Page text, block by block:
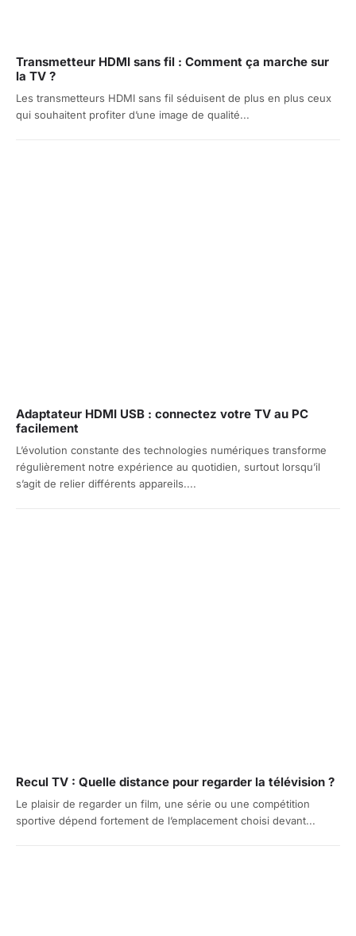
Transmetteur HDMI sans fil : Comment ça marche sur
la TV ?
Les transmetteurs HDMI sans fil séduisent de plus en plus ceux
qui souhaitent profiter d’une image de qualité...
Adaptateur HDMI USB : connectez votre TV au PC
facilement
L’évolution constante des technologies numériques transforme
régulièrement notre expérience au quotidien, surtout lorsqu’il
s’agit de relier différents appareils....
Recul TV : Quelle distance pour regarder la télévision ?
Le plaisir de regarder un film, une série ou une compétition
sportive dépend fortement de l’emplacement choisi devant...